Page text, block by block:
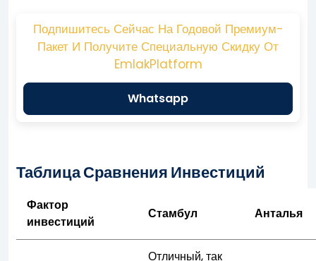
Подпишитесь Сейчас На Годовой Премиум-
Пакет И Получите Специальную Скидку От
EmlakPlatform
Whatsapp
Таблица Сравнения Инвестиций
Фактор
инвестиций
Стамбул Анталья
Отличный, так